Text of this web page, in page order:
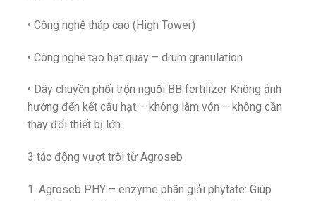
• Công nghệ tháp cao (High Tower)
• Công nghệ tạo hạt quay – drum granulation
• Dây chuyền phối trộn nguội BB fertilizer Không ảnh
hưởng đến kết cấu hạt – không làm vón – không cần
thay đổi thiết bị lớn.
3 tác động vượt trội từ Agroseb
1. Agroseb PHY – enzyme phân giải phytate: Giúp